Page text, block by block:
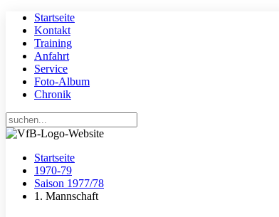
Startseite
Kontakt
Training
Anfahrt
Service
Foto-Album
Chronik
Startseite
1970-79
Saison 1977/78
1. Mannschaft